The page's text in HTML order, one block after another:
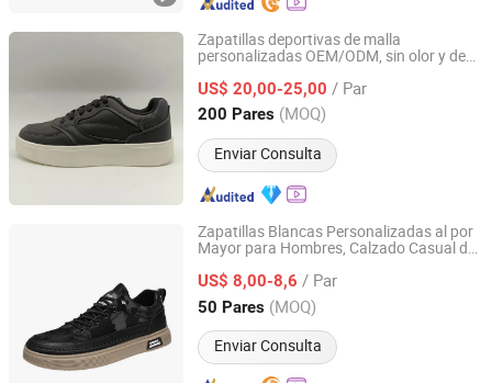
Zapatillas deportivas de malla
personalizadas OEM/ODM, sin olor y de
US$ 20,00-25,00 / Par
200 Pares (MOQ)
Enviar Consulta
Putian Sinosun Imp & Exp Co., Ltd.
Fujian, China Desde 2023
Zapatillas Blancas Personalizadas al por
Mayor para Hombres, Calzado Casual de
de EVA para Caminar al Aire Libre para
Hombre Fy-2092
US$ 8,00-8,6 / Par
50 Pares (MOQ)
Enviar Consulta
Shenzhen Fashion Industrial Co., Ltd.
Guangdong, China Desde 2020